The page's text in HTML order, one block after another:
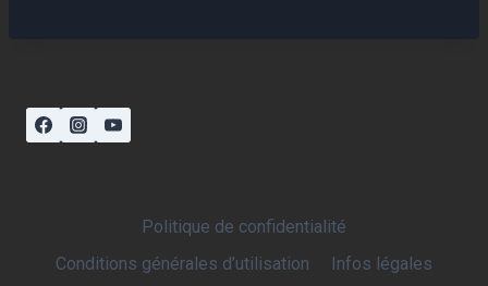
Politique de confidentialité
Conditions générales d’utilisation
Infos légales